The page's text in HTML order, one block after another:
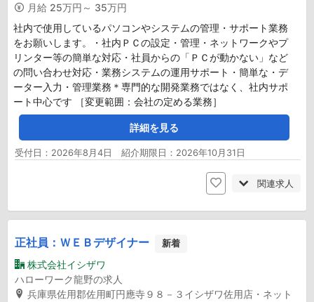
月給 25万円～ 35万円
社内で使用しているパソコンやシステムの管理・サポート業務
をお願いします。・社内ＰＣの設定・管理・ネットワークやプ
リンター等の簡単な対応・社員からの「ＰＣが動かない」など
の問い合わせ対応・業務システムの運用サポート・簡単な・デ
ーター入力・管理業務＊専門的な開発業務ではなく、社内サポ
ート中心です ［変更範囲：会社の定める業務］
詳細を見る
受付日：2026年8月4日 紹介期限日：2026年10月31日
関連求人
正社員：ＷＥＢデザイナー 新着
株式会社イシザワ
ハローワーク龍野の求人
兵庫県佐用郡佐用町円應寺９８－３イシザワ佐用店・ネット